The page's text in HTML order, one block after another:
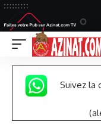
Suivez la